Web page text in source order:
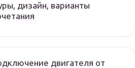
дизайн, варианты
двигателя от